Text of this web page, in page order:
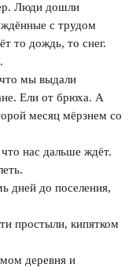
Люди дошли
с трудом
то дождь, то снег.
мы выдали
Ели от брюха. А
месяц мёрзнем со
нас дальше ждёт.
до поселения,
простыли, кипятком
деревня и